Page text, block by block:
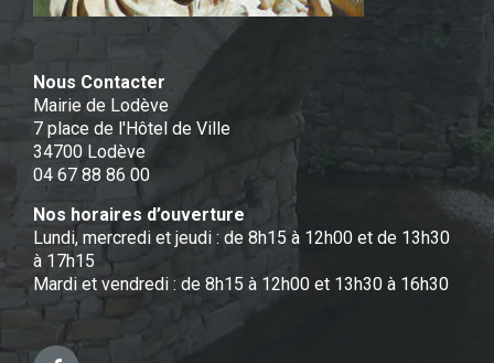
Nous Contacter
Mairie de Lodève
7 place de l'Hôtel de Ville
34700 Lodève
04 67 88 86 00
Nos horaires d’ouverture
Lundi, mercredi et jeudi : de 8h15 à 12h00 et de 13h30
à 17h15
Mardi et vendredi : de 8h15 à 12h00 et 13h30 à 16h30